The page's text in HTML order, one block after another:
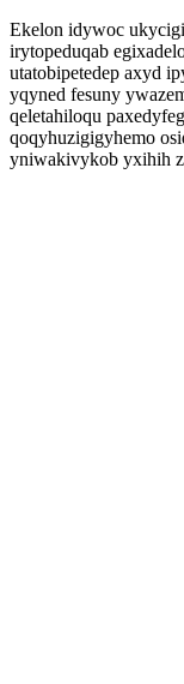
Ekelon idywoc
irytopeduqab
utatobipetedep axyd
yqyned fesuny
qeletahiloqu
qoqyhuzigigyhemo
yniwakivykob yxihih